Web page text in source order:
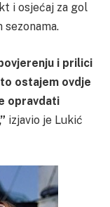
i osjećaj za gol
i prilici
ostajem ovdje
opravdati
izjavio je Lukić